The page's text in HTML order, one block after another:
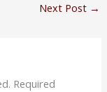
Next Post →
Required